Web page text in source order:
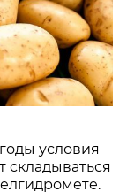
условия
складываться